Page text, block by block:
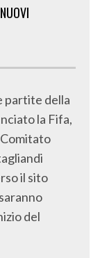
partite della
la Fifa,
il sito
del